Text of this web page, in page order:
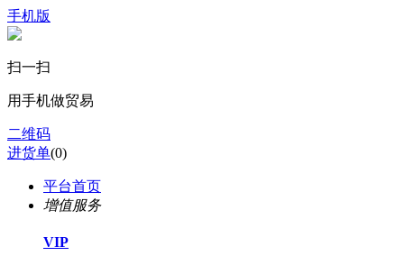
手机版
扫一扫
用手机做贸易
二维码
进货单(0)
平台首页
增值服务
VIP